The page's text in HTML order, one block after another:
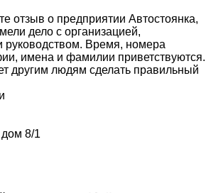
отзыв о предприятии Автостоянка,
дело с организацией,
руководством. Время, номера
имена и фамилии приветствуются.
другим людям сделать правильный
дом 8/1